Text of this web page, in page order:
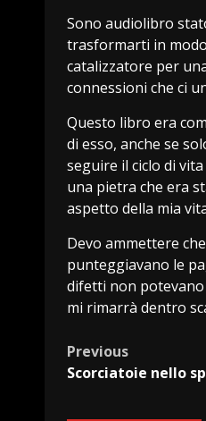
Sono audiolibro
trasformarti in
catalizzatore per
connessioni che ci
Questo libro era
di esso, anche se
seguire il ciclo di
una pietra che era
aspetto della mia
Devo ammettere
punteggiavano le
difetti non potevano
mi rimarrà dentro
Previous
Scorciatoie nello